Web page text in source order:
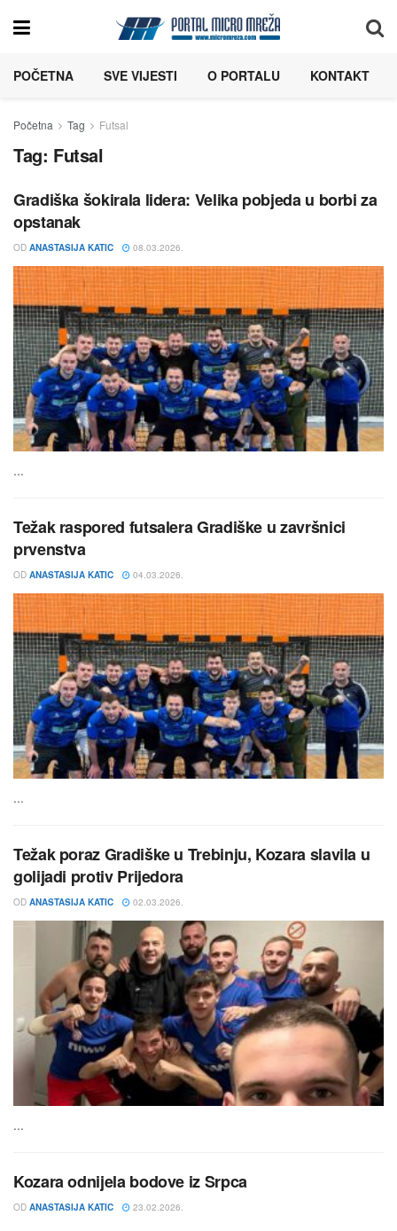
POČETNA SVE VIJESTI O PORTALU KONTAKT
Početna Tag Futsal
Tag: Futsal
Gradiška šokirala lidera: Velika pobjeda u borbi za
opstanak
OD ANASTASIJA KATIC 08.03.2026.
...
Težak raspored futsalera Gradiške u završnici
prvenstva
OD ANASTASIJA KATIC 04.03.2026.
...
Težak poraz Gradiške u Trebinju, Kozara slavila u
golijadi protiv Prijedora
OD ANASTASIJA KATIC 02.03.2026.
...
Kozara odnijela bodove iz Srpca
OD ANASTASIJA KATIC 23.02.2026.